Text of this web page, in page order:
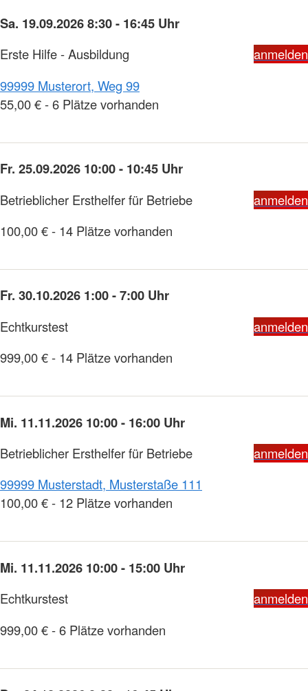
Sa. 19.09.2026 8:30 - 16:45 Uhr
Erste Hilfe - Ausbildung
anmelden
99999 Musterort, Weg 99
55,00 € - 6 Plätze vorhanden
Fr. 25.09.2026 10:00 - 10:45 Uhr
Betrieblicher Ersthelfer für Betriebe
anmelden
100,00 € - 14 Plätze vorhanden
Fr. 30.10.2026 1:00 - 7:00 Uhr
Echtkurstest
anmelden
999,00 € - 14 Plätze vorhanden
Mi. 11.11.2026 10:00 - 16:00 Uhr
Betrieblicher Ersthelfer für Betriebe
anmelden
99999 Musterstadt, Musterstaße 111
100,00 € - 12 Plätze vorhanden
Mi. 11.11.2026 10:00 - 15:00 Uhr
Echtkurstest
anmelden
999,00 € - 6 Plätze vorhanden